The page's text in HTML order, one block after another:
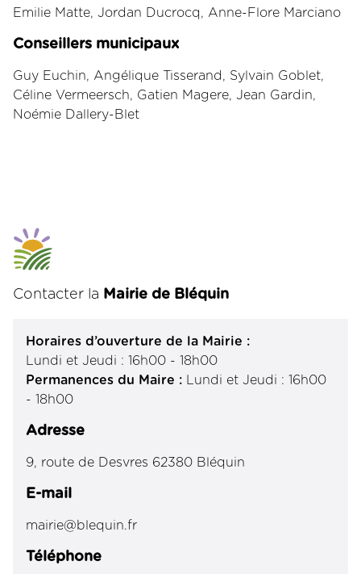
Emilie Matte, Jordan Ducrocq, Anne-Flore Marciano
Conseillers municipaux
Guy Euchin, Angélique Tisserand, Sylvain Goblet,
Céline Vermeersch, Gatien Magere, Jean Gardin,
Noémie Dallery-Blet
+
−
Contacter la Mairie de Bléquin
Horaires d’ouverture de la Mairie :
Lundi et Jeudi : 16h00 - 18h00
Permanences du Maire : Lundi et Jeudi : 16h00
- 18h00
Adresse
9, route de Desvres 62380 Bléquin
E-mail
mairie@blequin.fr
Téléphone